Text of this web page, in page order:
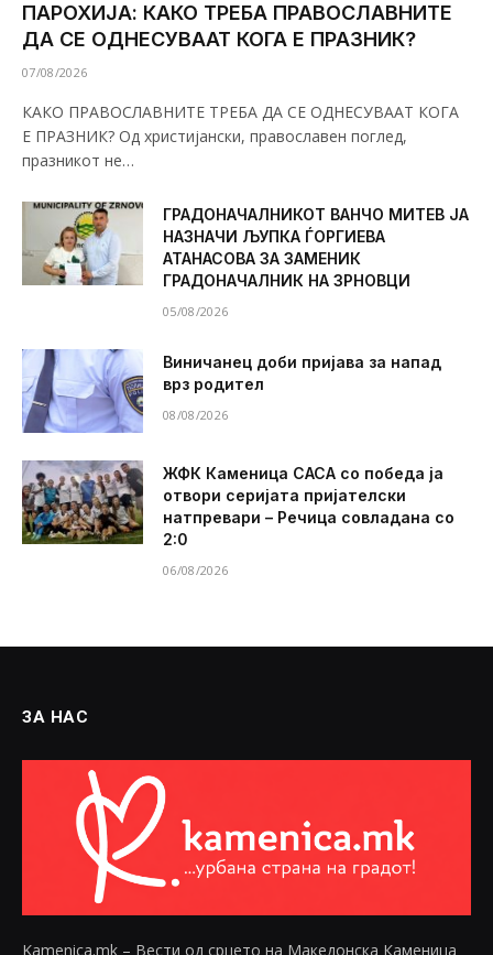
ПАРОХИЈА: КАКО ТРЕБА ПРАВОСЛАВНИТЕ
ДА СЕ ОДНЕСУВААТ КОГА Е ПРАЗНИК?
07/08/2026
КАКО ПРАВОСЛАВНИТЕ ТРЕБА ДА СЕ ОДНЕСУВААТ КОГА
Е ПРАЗНИК? Од христијански, православен поглед,
празникот не…
ГРАДОНАЧАЛНИКОТ ВАНЧО МИТЕВ ЈА
НАЗНАЧИ ЉУПКА ЃОРГИЕВА
АТАНАСОВА ЗА ЗАМЕНИК
ГРАДОНАЧАЛНИК НА ЗРНОВЦИ
05/08/2026
Виничанец доби пријава за напад
врз родител
08/08/2026
ЖФК Каменица САСА со победа ја
отвори серијата пријателски
натпревари – Речица совладана со
2:0
06/08/2026
ЗА НАС
Kamenica.mk – Вести од срцето на Македонска Каменица